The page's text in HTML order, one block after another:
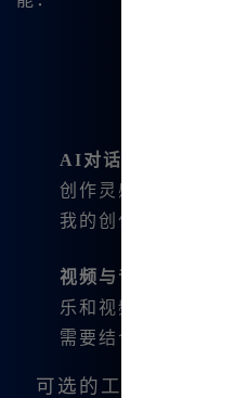
AI对话功能
：我可
创作灵感，并与系
我的创作效率。
视频与音乐生成
：
乐和视频，这让我
需要结合多种元素时
可选的工具和计划